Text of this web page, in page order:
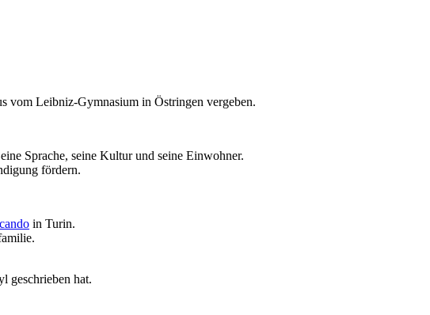
vom Leibniz-Gymnasium in Östringen vergeben.
Sprache, seine Kultur und seine Einwohner.
fördern.
in Turin.
geschrieben hat.